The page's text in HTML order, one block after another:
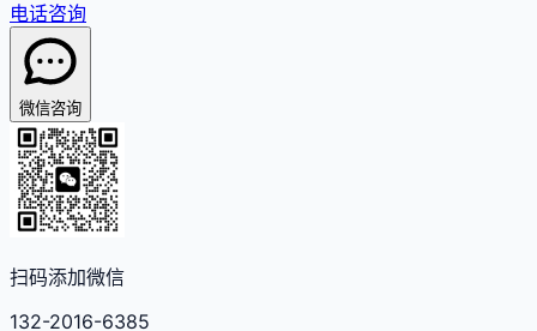
电话咨询
微信咨询
扫码添加微信
132-2016-6385